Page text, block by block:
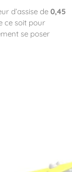
d’assise de 0,45
ce soit pour
se poser